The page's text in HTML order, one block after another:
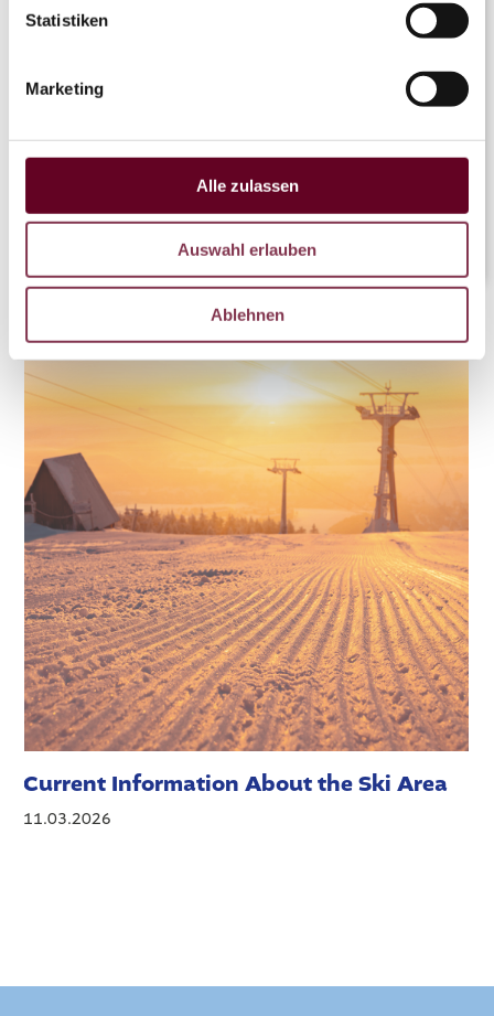
Statistiken
Marketing
Alle zulassen
Auswahl erlauben
Ablehnen
Coaster
DE
LATEST FROM O’THAL
Current Information About the Ski Area
11.03.2026